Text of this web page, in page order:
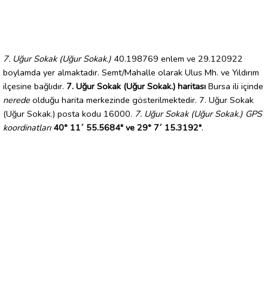
7. Uğur Sokak (Uğur Sokak.) 40.198769 enlem ve 29.120922
boylamda yer almaktadır. Semt/Mahalle olarak Ulus Mh. ve Yıldırım
ilçesine bağlıdır. 7. Uğur Sokak (Uğur Sokak.) haritası Bursa ili içinde
nerede olduğu harita merkezinde gösterilmektedir. 7. Uğur Sokak
(Uğur Sokak.) posta kodu 16000. 7. Uğur Sokak (Uğur Sokak.) GPS
koordinatları 40° 11´ 55.5684" ve 29° 7´ 15.3192".